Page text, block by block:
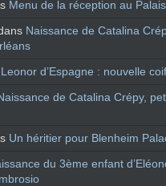
Menu de la réception au
Naissance de Catalina
Leonor d’Espagne : nouvelle
de Catalina Crépy,
Un héritier pour Blenheim
du 3ème enfant